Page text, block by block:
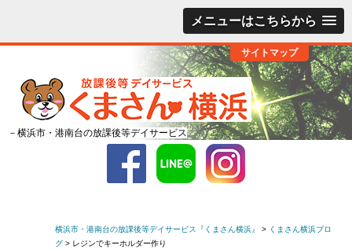
メニューはこちらから
サイトマップ
－横浜市・港南台の放課後等デイサービス
横浜市・港南台の放課後等デイサービス『くまさん横浜』 > くまさん横浜ブロ
グ > レジンでキーホルダー作り